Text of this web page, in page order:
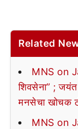
Related
MNS on
शिवसेना” ;
मनसेचा खोचक
MNS on